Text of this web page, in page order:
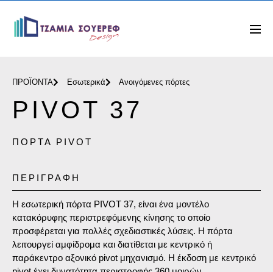
ΠΡΟΪΟΝΤΑ Εσωτερικά Ανοιγόμενες πόρτες
PIVOT 37
ΠΌΡΤΑ PIVOT
ΠΕΡΙΓΡΑΦΗ
Η εσωτερική πόρτα PIVOT 37, είναι ένα μοντέλο
κατακόρυφης περιστρεφόμενης κίνησης το οποίο
προσφέρεται για πολλές σχεδιαστικές λύσεις. Η πόρτα
λειτουργεί αμφίδρομα και διατίθεται με κεντρικό ή
παράκεντρο αξονικό pivot μηχανισμό. Η έκδοση με κεντρικό